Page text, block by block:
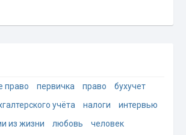
право первичка право
бухучет
учёта
налоги
интервью
из жизни любовь
человек